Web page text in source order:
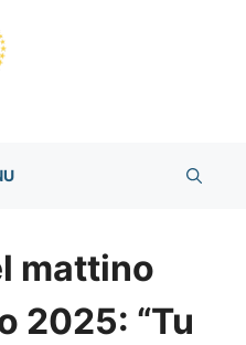
mattino
2025: “Tu